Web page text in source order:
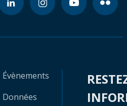
Évènements
Données